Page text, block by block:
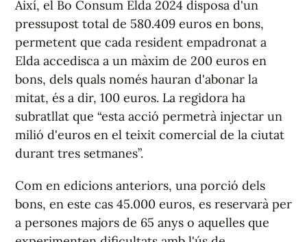
Així, el Bo Consum Elda 2024 disposa d'un
pressupost total de 580.409 euros en bons,
permetent que cada resident empadronat a
Elda accedisca a un màxim de 200 euros en
bons, dels quals només hauran d'abonar la
mitat, és a dir, 100 euros. La regidora ha
subratllat que “esta acció permetrà injectar un
milió d'euros en el teixit comercial de la ciutat
durant tres setmanes”.
Com en edicions anteriors, una porció dels
bons, en este cas 45.000 euros, es reservarà per
a persones majors de 65 anys o aquelles que